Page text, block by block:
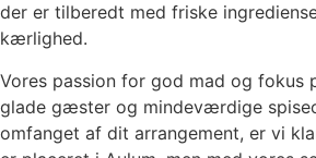
der er tilberedt med friske
kærlighed.
Vores passion for god mad og fokus
glade gæster og mindeværdige
omfanget af dit arrangement, er vi